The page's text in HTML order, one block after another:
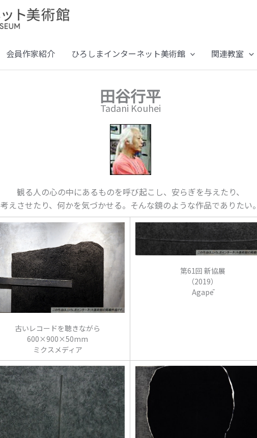
会員作家紹介 ひろしまインターネット美術館 関連教室
田谷行平
Tadani Kouhei
観る人の心の中にあるものを呼び起こし、安らぎを与えたり、
考えさせたり、何かを気づかせる。そんな鏡のような作品でありたい。
古いレコードを聴きながら
600×900×50mm
ミクスメディア
第61回 新協展
（2019）
Agapē